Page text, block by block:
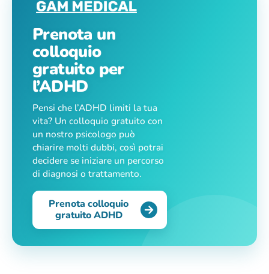
Prenota un
colloquio
gratuito per
l’ADHD
Pensi che l’ADHD limiti la tua
vita? Un colloquio gratuito con
un nostro psicologo può
chiarire molti dubbi, così potrai
decidere se iniziare un percorso
di diagnosi o trattamento.
Prenota colloquio
gratuito ADHD